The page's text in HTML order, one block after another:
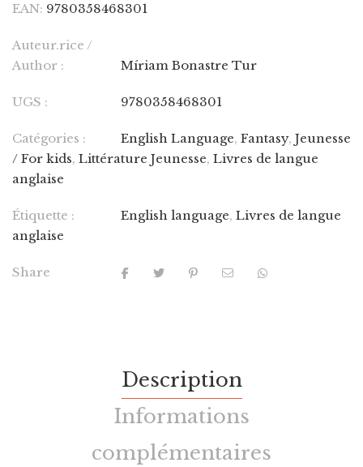
EAN: 9780358468301
Auteur.rice /
Author :
Míriam Bonastre Tur
UGS : 9780358468301
Catégories : English Language, Fantasy, Jeunesse
/ For kids, Littérature Jeunesse, Livres de langue
anglaise
Étiquette : English language, Livres de langue
anglaise
Share
Description
Informations
complémentaires